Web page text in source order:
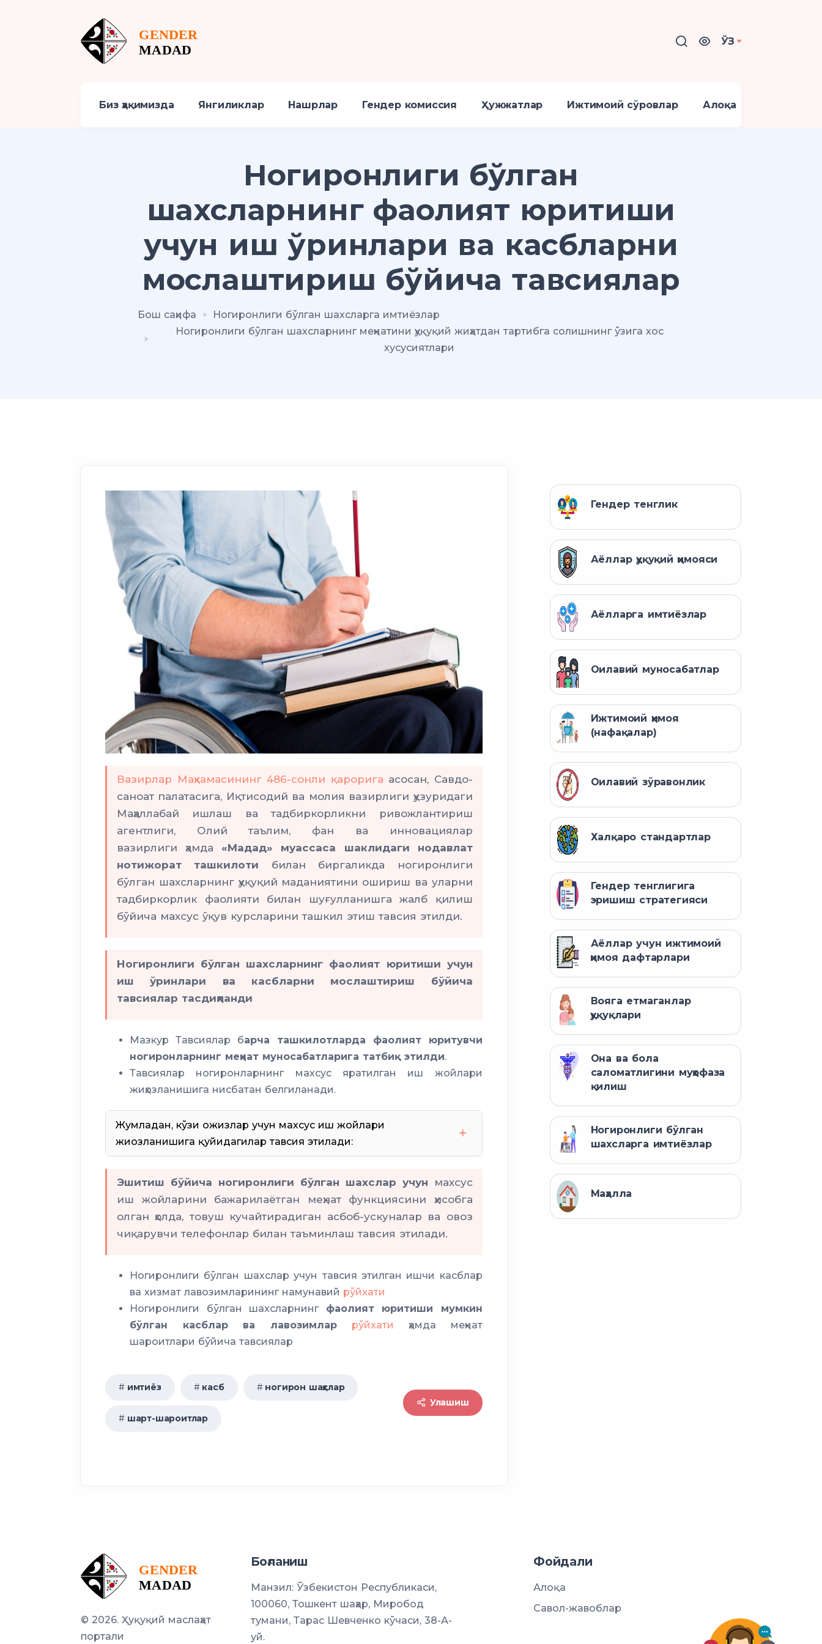
ЎЗ
Биз ҳақимизда Янгиликлар Нашрлар Гендер комиссия Ҳужжатлар Ижтимоий сўровлар Алоқа
Ногиронлиги бўлган
шахсларнинг фаолият юритиши
учун иш ўринлари ва касбларни
мослаштириш бўйича тавсиялар
Бош саҳифа
Ногиронлиги бўлган шахсларга имтиёзлар
Ногиронлиги бўлган шахсларнинг меҳнатини ҳуқуқий жиҳатдан тартибга солишнинг ўзига хос
хусусиятлари
Вазирлар Маҳкамасининг 486-сонли қарорига асосан, Савдо-
саноат палатасига, Иқтисодий ва молия вазирлиги ҳузуридаги
Маҳаллабай ишлаш ва тадбиркорликни ривожлантириш
агентлиги, Олий таълим, фан ва инновациялар
вазирлиги ҳамда «Мадад» муассаса шаклидаги нодавлат
нотижорат ташкилоти билан биргаликда ногиронлиги
бўлган шахсларнинг ҳуқуқий маданиятини ошириш ва уларни
тадбиркорлик фаолияти билан шуғулланишга жалб қилиш
бўйича махсус ўқув курсларини ташкил этиш тавсия этилди.
Ногиронлиги бўлган шахсларнинг фаолият юритиши учун
иш ўринлари ва касбларни мослаштириш бўйича
тавсиялар тасдиқланди
Мазкур Тавсиялар барча ташкилотларда фаолият юритувчи
ногиронларнинг меҳнат муносабатларига татбиқ этилди.
Тавсиялар ногиронларнинг махсус яратилган иш жойлари
жиҳозланишига нисбатан белгиланади.
Жумладан, кўзи ожизлар учун махсус иш жойлари
жиҳозланишига қуйидагилар тавсия этилади:
Эшитиш бўйича ногиронлиги бўлган шахслар учун
махсус
иш жойларини бажарилаётган меҳнат функциясини ҳисобга
олган ҳолда, товуш кучайтирадиган асбоб-ускуналар ва овоз
чиқарувчи телефонлар билан таъминлаш тавсия этилади.
Ногиронлиги бўлган шахслар учун тавсия этилган ишчи касблар
ва хизмат лавозимларининг намунавий рўйхати
Ногиронлиги бўлган шахсларнинг фаолият юритиши мумкин
бўлган касблар ва лавозимлар рўйхати
ҳамда меҳнат
шароитлари бўйича тавсиялар
имтиёз касб ногирон шаҳслар
шарт-шароитлар
Улашиш
Гендер тенглик
Аёллар ҳуқуқий ҳимояси
Аёлларга имтиёзлар
Оилавий муносабатлар
Ижтимоий ҳимоя
(нафақалар)
Оилавий зўравонлик
Халқаро стандартлар
Гендер тенглигига
эришиш стратегияси
Аёллар учун ижтимоий
ҳимоя дафтарлари
Вояга етмаганлар
ҳуқуқлари
Она ва бола
саломатлигини муҳофаза
қилиш
Ногиронлиги бўлган
шахсларга имтиёзлар
Маҳалла
© 2026. Ҳуқуқий маслаҳат
портали
Боғланиш
Манзил: Ўзбекистон Республикаси,
100060, Тошкент шаҳар, Миробод
тумани, Тарас Шевченко кўчаси, 38-А-
уй.
Фойдали
Алоқа
Савол-жавоблар